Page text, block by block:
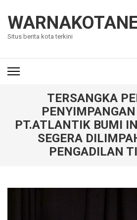
konten
(Tekan
Situs berita kota terkini
TERSANGKA
PT.ATLANTIK BUMI
SEGERA
PENGADILAN